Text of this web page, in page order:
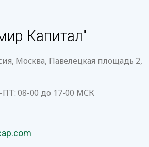
Капитал"
Москва, Павелецкая площадь 2,
08-00 до 17-00 МСК